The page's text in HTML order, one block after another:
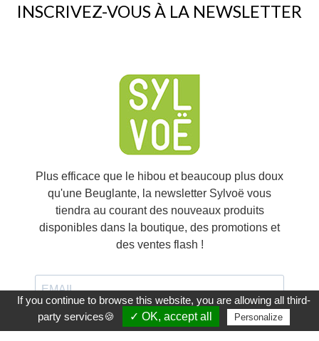
INSCRIVEZ-VOUS À LA NEWSLETTER
Plus efficace que le hibou et beaucoup plus doux
qu'une Beuglante, la newsletter Sylvoë vous
tiendra au courant des nouveaux produits
disponibles dans la boutique, des promotions et
des ventes flash !
If you continue to browse this website, you are allowing all third-
party services🍪
✓ OK, accept all Personalize